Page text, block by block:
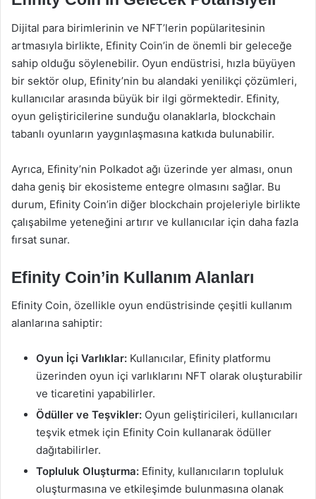
Dijital para birimlerinin ve NFT’lerin popülaritesinin
artmasıyla birlikte, Efinity Coin’in de önemli bir geleceğe
sahip olduğu söylenebilir. Oyun endüstrisi, hızla büyüyen
bir sektör olup, Efinity’nin bu alandaki yenilikçi çözümleri,
kullanıcılar arasında büyük bir ilgi görmektedir. Efinity,
oyun geliştiricilerine sunduğu olanaklarla, blockchain
tabanlı oyunların yaygınlaşmasına katkıda bulunabilir.
Ayrıca, Efinity’nin Polkadot ağı üzerinde yer alması, onun
daha geniş bir ekosisteme entegre olmasını sağlar. Bu
durum, Efinity Coin’in diğer blockchain projeleriyle birlikte
çalışabilme yeteneğini artırır ve kullanıcılar için daha fazla
fırsat sunar.
Efinity Coin’in Kullanım Alanları
Efinity Coin, özellikle oyun endüstrisinde çeşitli kullanım
alanlarına sahiptir:
Oyun İçi Varlıklar: Kullanıcılar, Efinity platformu
üzerinden oyun içi varlıklarını NFT olarak oluşturabilir
ve ticaretini yapabilirler.
Ödüller ve Teşvikler: Oyun geliştiricileri, kullanıcıları
teşvik etmek için Efinity Coin kullanarak ödüller
dağıtabilirler.
Topluluk Oluşturma: Efinity, kullanıcıların topluluk
oluşturmasına ve etkileşimde bulunmasına olanak